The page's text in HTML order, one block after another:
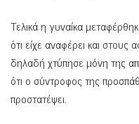
Τελικά η γυναίκα
ότι είχε αναφέρει και στους
δηλαδή χτύπησε μόνη της
ότι ο σύντροφος της
προστατέψει.